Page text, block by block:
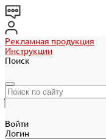
Рекламная продукция
Инструкции
Поиск
Войти
Логин